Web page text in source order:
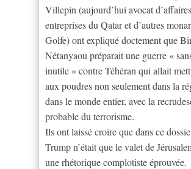
Villepin (aujourd’hui avocat
entreprises du Qatar et d’autres
Golfe) ont expliqué doctement que
Nétanyaou préparait une guerre «
inutile » contre Téhéran qui allait
aux poudres non seulement dans la
dans le monde entier, avec la
probable du terrorisme.
Ils ont laissé croire que dans ce
Trump n’était que le valet de
une rhétorique complotiste éprouvée.